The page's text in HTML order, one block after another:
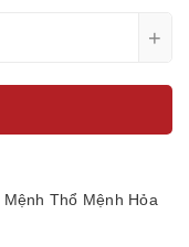
+
Mệnh Thổ Mệnh Hỏa